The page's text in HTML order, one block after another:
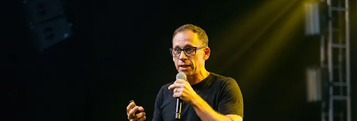
disponíveis, será realizado um sorteio para definir os
participantes.Nova Santa Rita. O
conhecimento transforma
vidas, gera emprego, renda
e fortalece o